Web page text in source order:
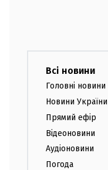
Всі новини
Головні новини
Новини України
Прямий ефір
Відеоновини
Аудіоновини
Погода